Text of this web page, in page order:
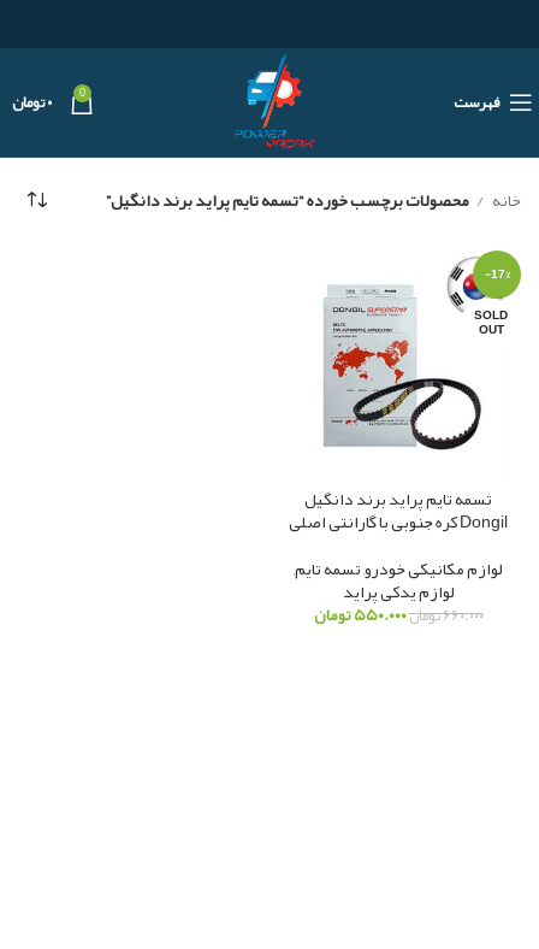
فهرست 0 ۰تومان
خانه محصولات برچسب خورده “تسمه تایم پراید برند دانگیل”
-17%
SOLD
OUT
تسمه تایم پراید برند دانگیل
Dongil کره جنوبی با گارانتی اصلی
لوازم مکانیکی خودرو,تسمه تایم,
لوازم یدکی پراید
۶۶۰.۰۰۰تومان۵۵۰.۰۰۰تومان